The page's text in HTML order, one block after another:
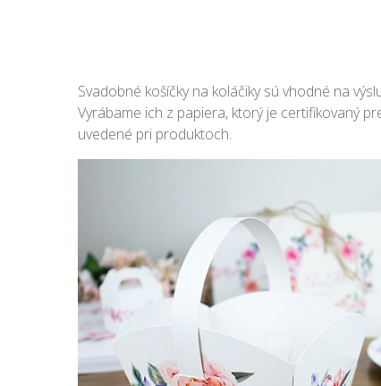
Svadobné košíčky na koláčiky sú vhodné na
Vyrábame ich z papiera, ktorý je certifikovaný
uvedené pri produktoch.